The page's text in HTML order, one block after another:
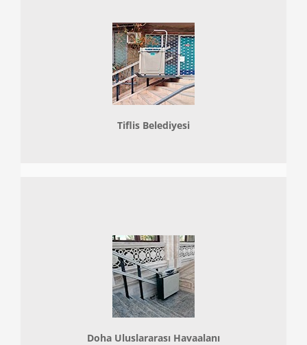
Tiflis Belediyesi
Doha Uluslararası Havaalanı